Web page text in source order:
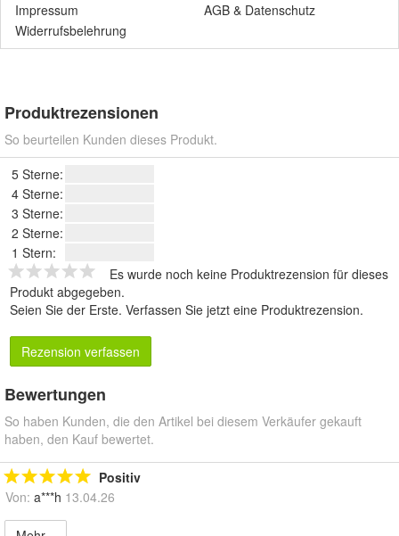
Impressum
AGB & Datenschutz
Widerrufsbelehrung
Produktrezensionen
So beurteilen Kunden dieses Produkt.
5 Sterne:
4 Sterne:
3 Sterne:
2 Sterne:
1 Stern:
Es wurde noch keine Produktrezension für dieses
Produkt abgegeben.
Seien Sie der Erste. Verfassen Sie jetzt eine Produktrezension.
Rezension verfassen
Bewertungen
So haben Kunden, die den Artikel bei diesem Verkäufer gekauft
haben, den Kauf bewertet.
Positiv
Von: a***h 13.04.26